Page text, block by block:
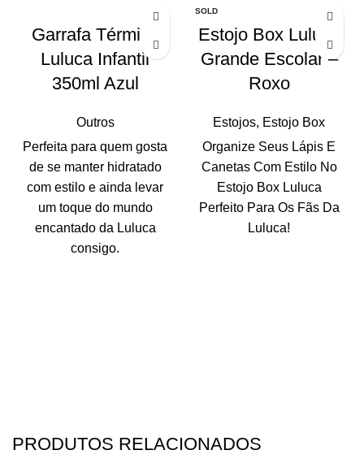
Garrafa Térmica
Luluca Infantil
350ml Azul
Outros
Perfeita para quem gosta
de se manter hidratado
com estilo e ainda levar
um toque do mundo
encantado da Luluca
consigo.
SOLD
Estojo Box Luluca
Grande Escolar –
Roxo
Estojos, Estojo Box
Organize Seus Lápis E
Canetas Com Estilo No
Estojo Box Luluca
Perfeito Para Os Fãs Da
Luluca!
PRODUTOS RELACIONADOS